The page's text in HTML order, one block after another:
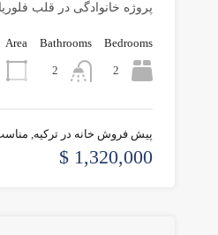
پروژه خانوادگی در قلب
Bedrooms
2
Bathrooms
2
Area
پیش فروش خانه در ترکیه,
1,320,000 $